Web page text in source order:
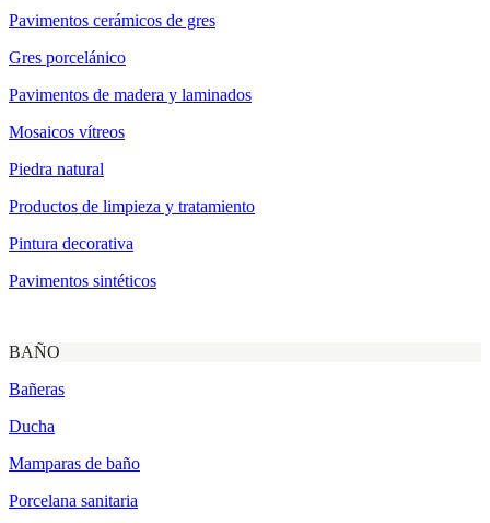
Pavimentos cerámicos de gres
Gres porcelánico
Pavimentos de madera y laminados
Mosaicos vítreos
Piedra natural
Productos de limpieza y tratamiento
Pintura decorativa
Pavimentos sintéticos
BAÑO
Bañeras
Ducha
Mamparas de baño
Porcelana sanitaria